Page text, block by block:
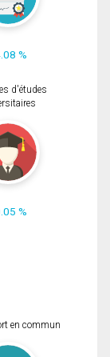
%
d'études
%
en commun